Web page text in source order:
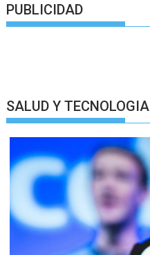
PUBLICIDAD
SALUD Y TECNOLOGIA